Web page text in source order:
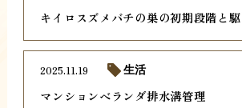
キイロスズメバチの巣の初期段階と
マンションベランダ排水溝管理
2025.11.19 生活